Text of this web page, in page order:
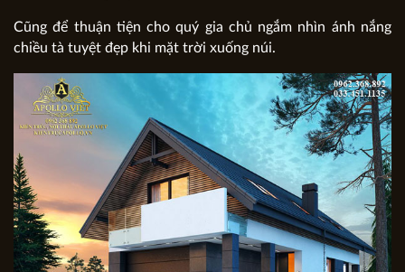
Cũng để thuận tiện cho quý gia chủ ngắm nhìn ánh nắng
chiều tà tuyệt đẹp khi mặt trời xuống núi.